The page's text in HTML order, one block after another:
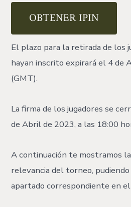
OBTENER IPIN
El plazo para la retirada de los
hayan inscrito expirará el 4 de
(GMT).
La firma de los jugadores se
de Abril de 2023, a las 18:00
A continuación te mostramos
relevancia del torneo,
apartado correspondiente en